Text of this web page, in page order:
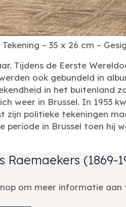
– 35 x 26 cm –
Tijdens de Eerste
ook gebundeld in
in het buitenland
weer in Brussel. In 1953
zijn politieke tekeningen
periode in Brussel toen hij
(1869-
om meer informatie aan